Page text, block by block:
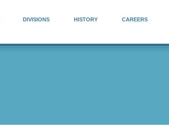
CAREERS
HISTORY
DIVISIONS